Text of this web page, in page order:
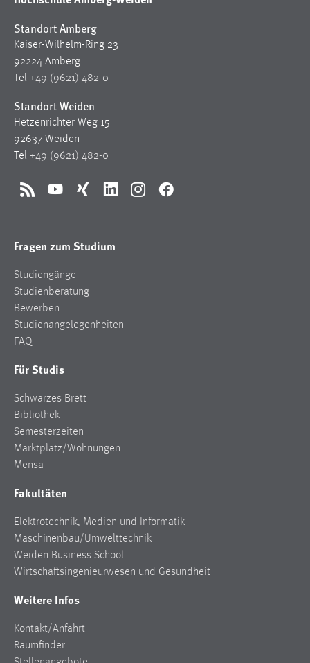
Standort Amberg
Kaiser-Wilhelm-Ring 23
92224 Amberg
Tel +49 (9621) 482-0
Standort Weiden
Hetzenrichter Weg 15
92637 Weiden
Tel +49 (9621) 482-0
RSS YouTubeXing LinkedInInstagramFacebook
Fragen zum Studium
Studiengänge
Studienberatung
Bewerben
Studienangelegenheiten
FAQ
Für Studis
Schwarzes Brett
Bibliothek
Semesterzeiten
Marktplatz/Wohnungen
Mensa
Fakultäten
Elektrotechnik, Medien und Informatik
Maschinenbau/Umwelttechnik
Weiden Business School
Wirtschaftsingenieurwesen und Gesundheit
Weitere Infos
Kontakt/Anfahrt
Raumfinder